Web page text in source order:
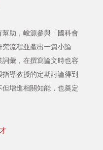
助，峻源參與「國科會
流程並產出一篇小論
彙，在撰寫論文時也容
導教授的定期討論得到
增進相關知能，也奠定